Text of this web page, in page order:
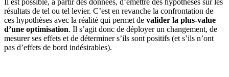
Il est possible, à partir des données, d’émettre des hypothèses sur les
résultats de tel ou tel levier. C’est en revanche la confrontation de
ces hypothèses avec la réalité qui permet de valider la plus-value
d’une optimisation. Il s’agit donc de déployer un changement, de
mesurer ses effets et de déterminer s’ils sont positifs (et s’ils n’ont
pas d’effets de bord indésirables).